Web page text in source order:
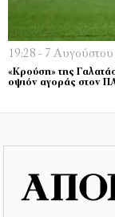
19:28 - 7
«Κρούση» της
οψιόν αγοράς στον